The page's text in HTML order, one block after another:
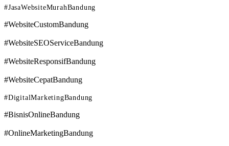
#JasaWebsiteMurahBandung
#WebsiteCustomBandung
#WebsiteSEOServiceBandung
#WebsiteResponsifBandung
#WebsiteCepatBandung
#DigitalMarketingBandung
#BisnisOnlineBandung
#OnlineMarketingBandung